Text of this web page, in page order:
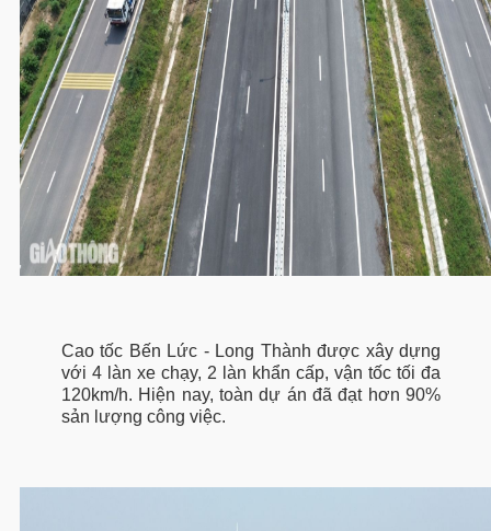
Cao tốc Bến Lức - Long Thành được xây dựng
với 4 làn xe chạy, 2 làn khẩn cấp, vận tốc tối đa
120km/h. Hiện nay, toàn dự án đã đạt hơn 90%
sản lượng công việc.